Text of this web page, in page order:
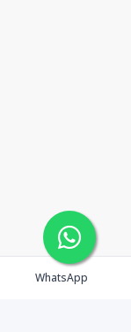
WhatsApp